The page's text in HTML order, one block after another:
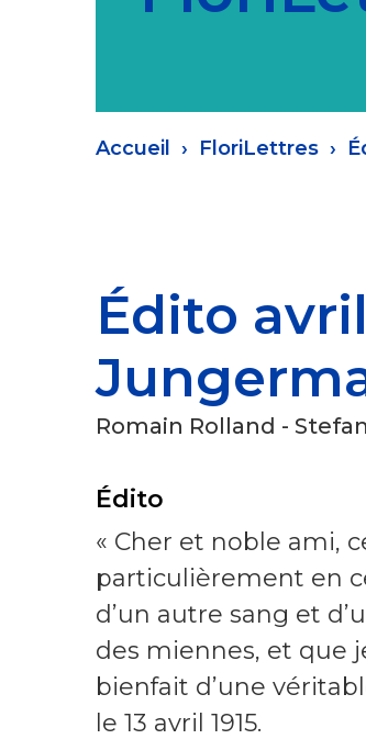
Fil
Accueil FloriLettres
Édito
Romain Rolland -
Édito
« Cher et noble ami,
particulièrement en
d’un autre sang et
des miennes, et que
bienfait d’une
le 13 avril 1915.